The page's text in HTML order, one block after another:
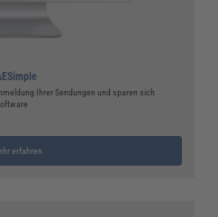
Ihrer Sendungen und sparen sich
erfahren